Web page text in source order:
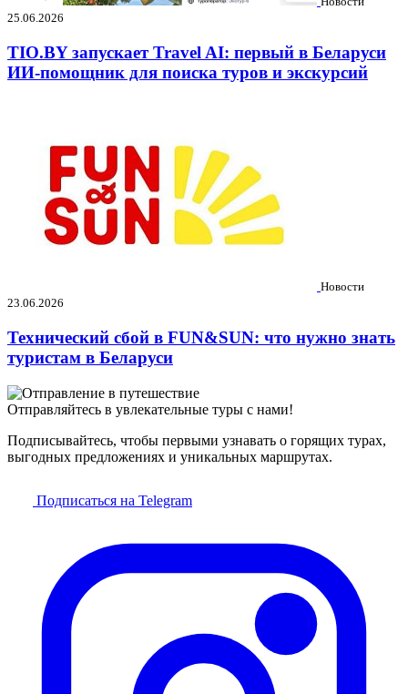
25.06.2026
TIO.BY запускает Travel AI: первый в Беларуси
ИИ-помощник для поиска туров и экскурсий
Новости
23.06.2026
Технический сбой в FUN&SUN: что нужно знать
туристам в Беларуси
Отправляйтесь в увлекательные туры с нами!
Подписывайтесь, чтобы первыми узнавать о горящих турах,
выгодных предложениях и уникальных маршрутах.
Подписаться на Telegram